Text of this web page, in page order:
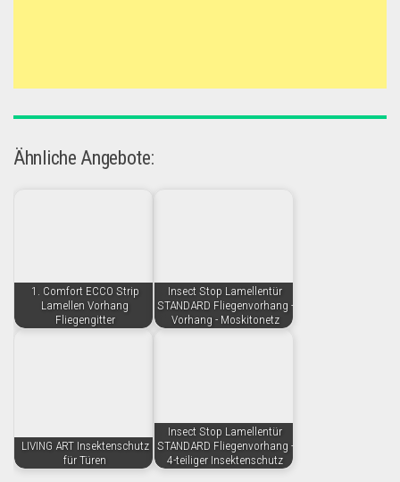
Ähnliche Angebote:
1. Comfort ECCO Strip
Lamellen Vorhang
Fliegengitter
Insect Stop Lamellentür
STANDARD Fliegenvorhang -
Vorhang - Moskitonetz
LIVING ART Insektenschutz
für Türen
Insect Stop Lamellentür
STANDARD Fliegenvorhang -
4-teiliger Insektenschutz